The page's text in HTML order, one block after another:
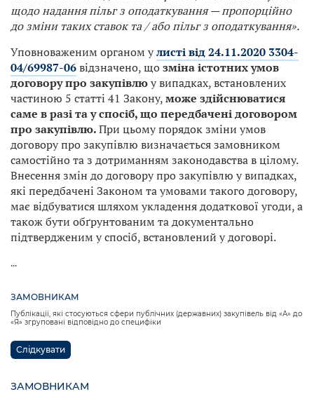
щодо надання пільг з оподаткування — пропорційно
до зміни таких ставок та / або пільг з оподаткування».
Уповноваженим органом улисті від 24.11.2020 3304-
04/69987-06відзначено, щозміна істотних умов
договору про закупівлюу випадках, встановлених
частиною 5 статті 41 Закону,може здійснюватися
саме в разі та у спосіб, що передбачені договором
про закупівлю.При цьому порядок зміни умов
договору про закупівлю визначається замовником
самостійно та з дотриманням законодавства в цілому.
Внесення змін до договору про закупівлю у випадках,
які передбачені Законом та умовами такого договору,
має відбуватися шляхом укладення додаткової угоди, а
також бути обґрунтованим та документально
підтвердженим у спосіб, встановлений у договорі.
...
ЗАМОВНИКАМ
Публікації, які стосуються сфери публічних (державних) закупівель від «А» до
«Я» згруповані відповідно до специфіки
Слідкувати
ЗАМОВНИКАМ